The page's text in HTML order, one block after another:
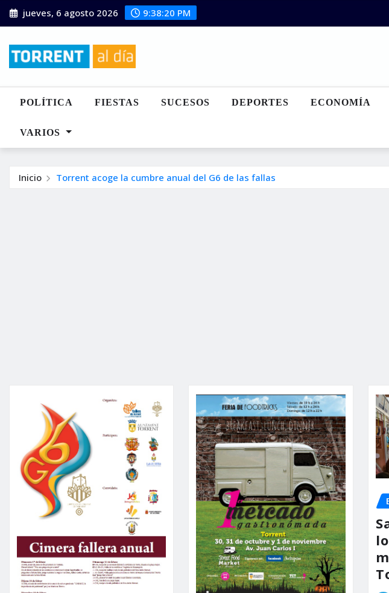
Saltar
al
jueves, 6 agosto 2026 9:38:21 PM
POLÍTICA FIESTAS SUCESOS DEPORTES ECONOMÍA
VARIOS
Inicio Torrent acoge la cumbre anual del G6 de las fallas